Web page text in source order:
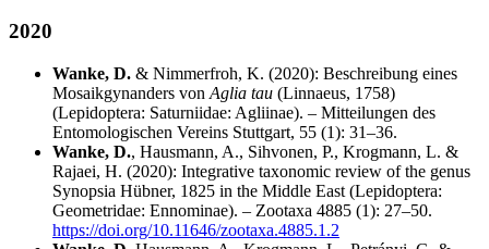
2020
Wanke, D. & Nimmerfroh, K. (2020): Beschreibung eines
Mosaikgynanders von Aglia tau (Linnaeus, 1758)
(Lepidoptera: Saturniidae: Agliinae). – Mitteilungen des
Entomologischen Vereins Stuttgart, 55 (1): 31–36.
Wanke, D., Hausmann, A., Sihvonen, P., Krogmann, L. &
Rajaei, H. (2020): Integrative taxonomic review of the genus
Synopsia Hübner, 1825 in the Middle East (Lepidoptera:
Geometridae: Ennominae). – Zootaxa 4885 (1): 27–50.
https://doi.org/10.11646/zootaxa.4885.1.2